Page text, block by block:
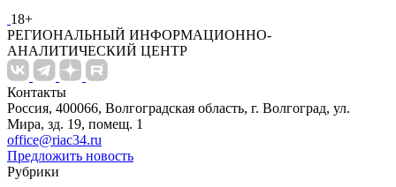
18+
РЕГИОНАЛЬНЫЙ ИНФОРМАЦИОННО-
АНАЛИТИЧЕСКИЙ ЦЕНТР
Контакты
Россия, 400066, Волгоградская область, г. Волгоград, ул.
Мира, зд. 19, помещ. 1
office@riac34.ru
Предложить новость
Рубрики